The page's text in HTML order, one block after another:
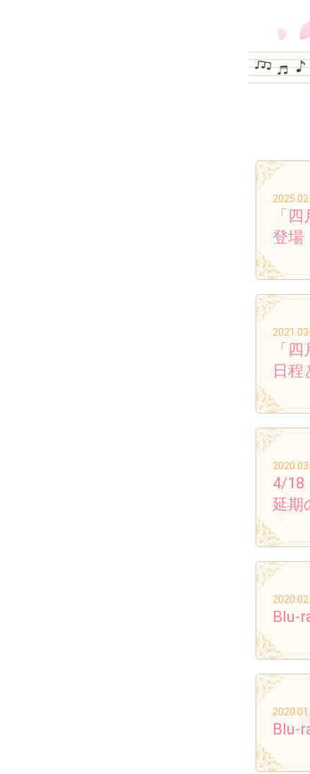
「
登場
「
日程
4/18
延期
Blu-
Blu-